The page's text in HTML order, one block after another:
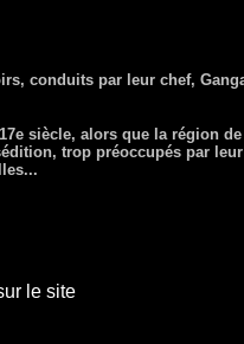
conduits par leur chef,
siècle, alors que la région
trop préoccupés par
le site